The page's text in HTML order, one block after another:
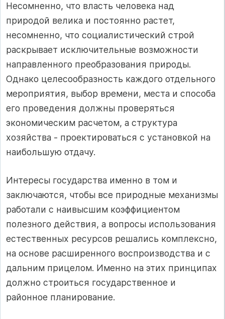
Несомненно, что власть человека над
природой велика и постоянно растет,
несомненно, что социалистический строй
раскрывает исключительные возможности
направленного преобразования природы.
Однако целесообразность каждого отдельного
мероприятия, выбор времени, места и способа
его проведения должны проверяться
экономическим расчетом, а структура
хозяйства - проектироваться с установкой на
наибольшую отдачу.
Интересы государства именно в том и
заключаются, чтобы все природные механизмы
работали с наивысшим коэффициентом
полезного действия, а вопросы использования
естественных ресурсов решались комплексно,
на основе расширенного воспроизводства и с
дальним прицелом. Именно на этих принципах
должно строиться государственное и
районное планирование.